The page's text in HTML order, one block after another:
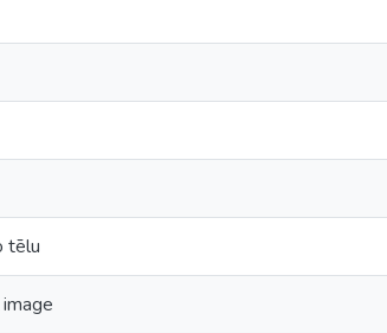
tēlu